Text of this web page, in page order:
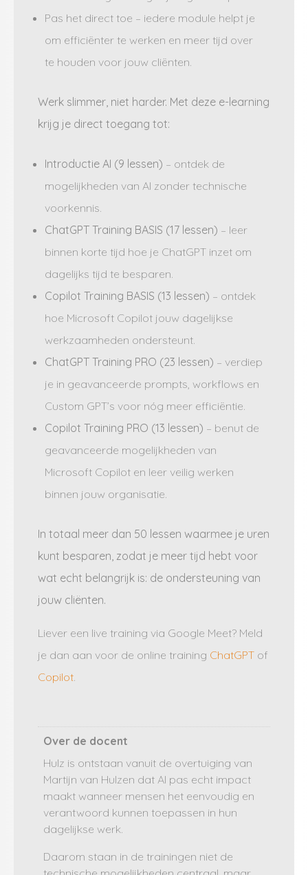
Pas het direct toe – iedere module helpt je
om efficiënter te werken en meer tijd over
te houden voor jouw cliënten.
Werk slimmer, niet harder. Met deze e-learning
krijg je direct toegang tot:
Introductie AI (9 lessen) – ontdek de
mogelijkheden van AI zonder technische
voorkennis.
ChatGPT Training BASIS (17 lessen) – leer
binnen korte tijd hoe je ChatGPT inzet om
dagelijks tijd te besparen.
Copilot Training BASIS (13 lessen) – ontdek
hoe Microsoft Copilot jouw dagelijkse
werkzaamheden ondersteunt.
ChatGPT Training PRO (23 lessen) – verdiep
je in geavanceerde prompts, workflows en
Custom GPT’s voor nóg meer efficiëntie.
Copilot Training PRO (13 lessen) – benut de
geavanceerde mogelijkheden van
Microsoft Copilot en leer veilig werken
binnen jouw organisatie.
In totaal meer dan 50 lessen waarmee je uren
kunt besparen, zodat je meer tijd hebt voor
wat echt belangrijk is: de ondersteuning van
jouw cliënten.
Liever een live training via Google Meet? Meld
je dan aan voor de online training ChatGPT of
Copilot.
Over de docent
Hulz is ontstaan vanuit de overtuiging van
Martijn van Hulzen dat AI pas echt impact
maakt wanneer mensen het eenvoudig en
verantwoord kunnen toepassen in hun
dagelijkse werk.
Daarom staan in de trainingen niet de